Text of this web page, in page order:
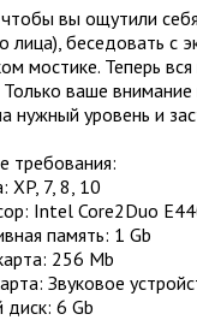
вы ощутили
лица), беседовать с
мостике. Теперь
Только ваше
нужный уровень и
требования:
XP, 7, 8, 10
Intel Core2Duo
память: 1 Gb
256 Mb
Звуковое
диск: 6 Gb